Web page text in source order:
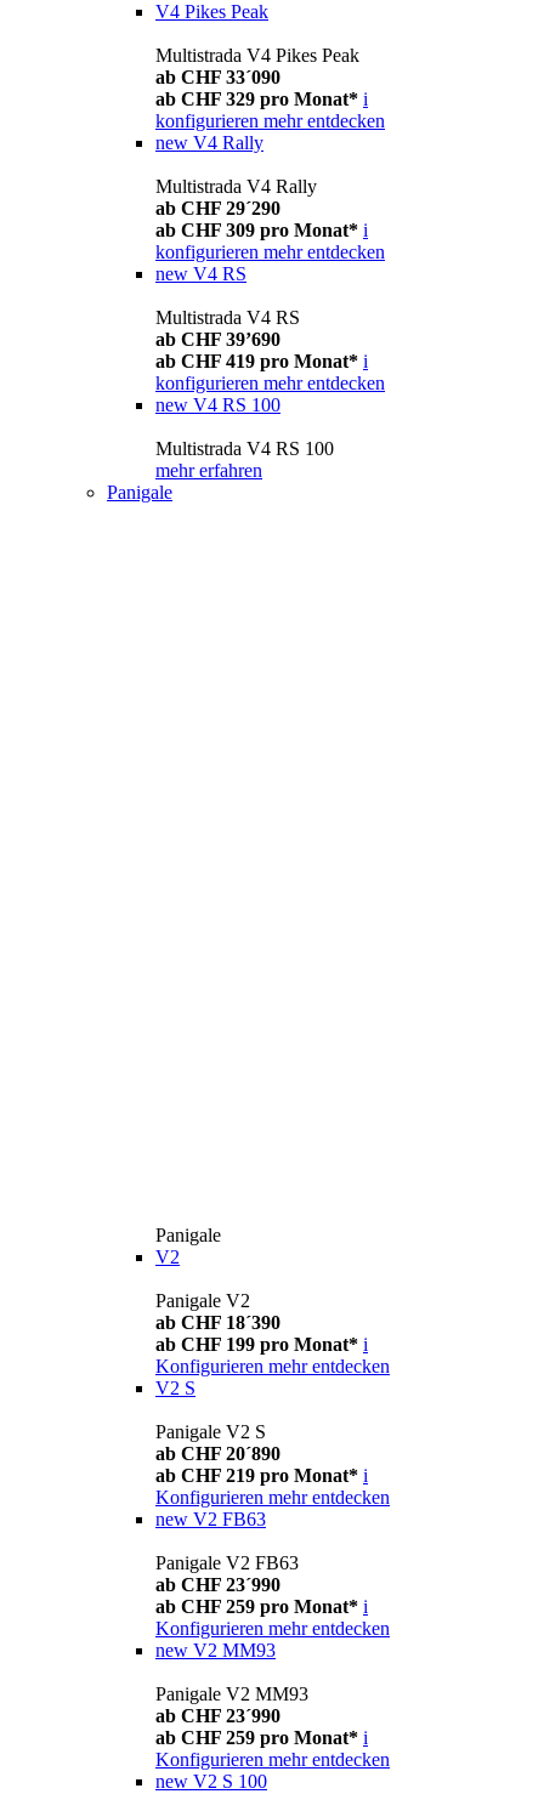
V4 Pikes Peak
Multistrada V4 Pikes Peak
ab CHF 33´090
ab CHF 329 pro Monat* i
konfigurieren mehr entdecken
new V4 Rally
Multistrada V4 Rally
ab CHF 29´290
ab CHF 309 pro Monat* i
konfigurieren mehr entdecken
new V4 RS
Multistrada V4 RS
ab CHF 39’690
ab CHF 419 pro Monat* i
konfigurieren mehr entdecken
new V4 RS 100
Multistrada V4 RS 100
mehr erfahren
Panigale
Panigale
V2
Panigale V2
ab CHF 18´390
ab CHF 199 pro Monat* i
Konfigurieren mehr entdecken
V2 S
Panigale V2 S
ab CHF 20´890
ab CHF 219 pro Monat* i
Konfigurieren mehr entdecken
new V2 FB63
Panigale V2 FB63
ab CHF 23´990
ab CHF 259 pro Monat* i
Konfigurieren mehr entdecken
new V2 MM93
Panigale V2 MM93
ab CHF 23´990
ab CHF 259 pro Monat* i
Konfigurieren mehr entdecken
new V2 S 100